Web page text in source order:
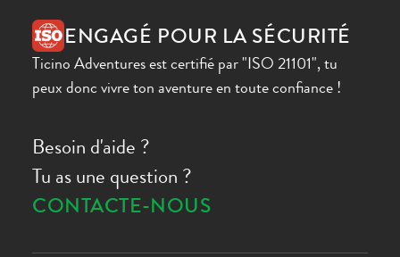
ENGAGÉ POUR LA SÉCURITÉ
Ticino Adventures est certifié par "ISO 21101", tu
peux donc vivre ton aventure en toute confiance !
Besoin d'aide ?
Tu as une question ?
CONTACTE-NOUS